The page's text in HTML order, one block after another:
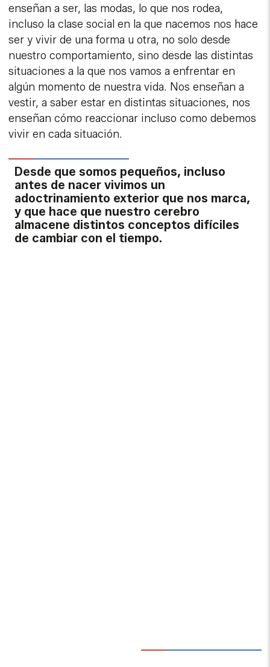
enseñan a ser, las modas, lo que nos rodea,
incluso la clase social en la que nacemos nos hace
ser y vivir de una forma u otra, no solo desde
nuestro comportamiento, sino desde las distintas
situaciones a la que nos vamos a enfrentar en
algún momento de nuestra vida. Nos enseñan a
vestir, a saber estar en distintas situaciones, nos
enseñan cómo reaccionar incluso como debemos
vivir en cada situación.
Desde que somos pequeños, incluso
antes de nacer vivimos un
adoctrinamiento exterior que nos marca,
y que hace que nuestro cerebro
almacene distintos conceptos difíciles
de cambiar con el tiempo.